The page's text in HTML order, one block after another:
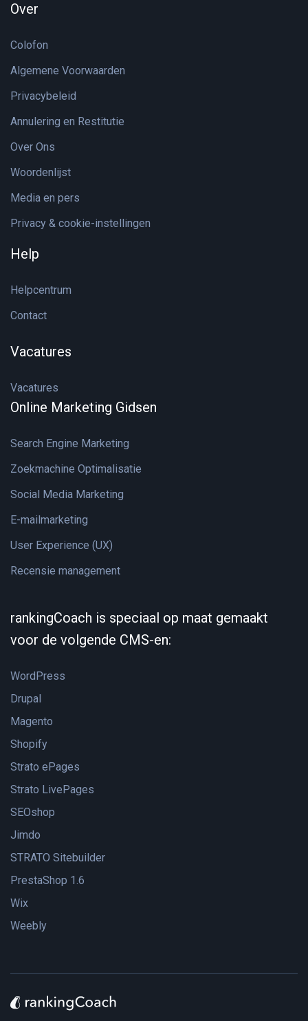
Over
Colofon
Algemene Voorwaarden
Privacybeleid
Annulering en Restitutie
Over Ons
Woordenlijst
Media en pers
Privacy & cookie-instellingen
Help
Helpcentrum
Contact
Vacatures
Vacatures
Online Marketing Gidsen
Search Engine Marketing
Zoekmachine Optimalisatie
Social Media Marketing
E-mailmarketing
User Experience (UX)
Recensie management
rankingCoach is speciaal op maat gemaakt
voor de volgende CMS-en:
WordPress
Drupal
Magento
Shopify
Strato ePages
Strato LivePages
SEOshop
Jimdo
STRATO Sitebuilder
PrestaShop 1.6
Wix
Weebly